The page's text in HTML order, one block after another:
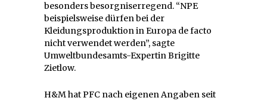
besonders besorgniserregend. “NPE
beispielsweise dürfen bei der
Kleidungsproduktion in Europa de facto
nicht verwendet werden”, sagte
Umweltbundesamts-Expertin Brigitte
Zietlow.
H&M hat PFC nach eigenen Angaben seit